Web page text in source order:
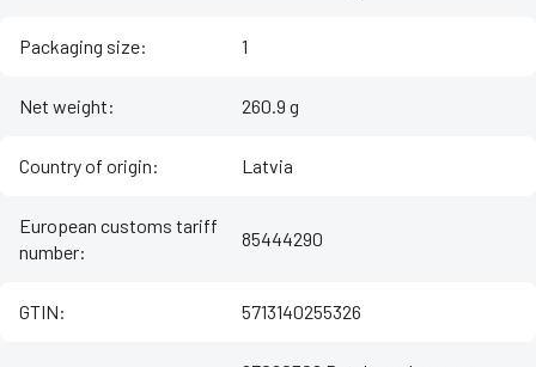
Packaging size: 1
Net weight: 260.9 g
Country of origin: Latvia
European customs tariff
number:
85444290
GTIN: 5713140255326